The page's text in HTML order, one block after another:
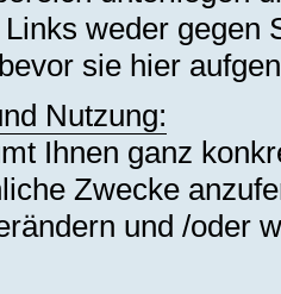
weder gegen
sie hier
Nutzung:
Ihnen ganz
Zwecke
und /oder